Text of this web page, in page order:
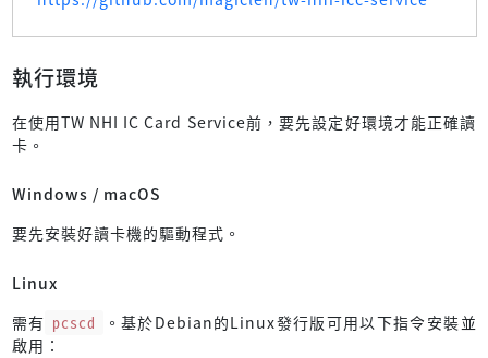
執行環境
在使用TW NHI IC Card Service前，要先設定好環境才能正確讀
卡。
Windows / macOS
要先安裝好讀卡機的驅動程式。
Linux
需有 pcscd
。基於Debian的Linux發行版可用以下指令安裝並
啟用：